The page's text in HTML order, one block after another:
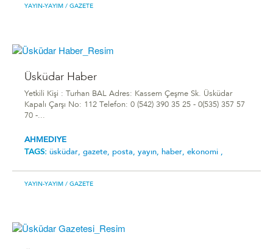
YAYIN-YAYIM / GAZETE
Üsküdar Haber
Yetkili Kişi : Turhan BAL Adres: Kassem Çeşme Sk. Üsküdar
Kapalı Çarşı No: 112 Telefon: 0 (542) 390 35 25 - 0(535) 357 57
70 -...
AHMEDIYE
TAGS: üsküdar, gazete, posta, yayın, haber, ekonomi ,
YAYIN-YAYIM / GAZETE